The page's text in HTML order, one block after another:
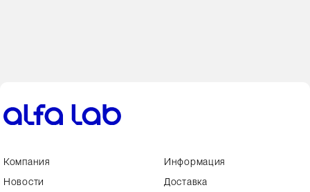
Компания
Новости
Информация
Доставка